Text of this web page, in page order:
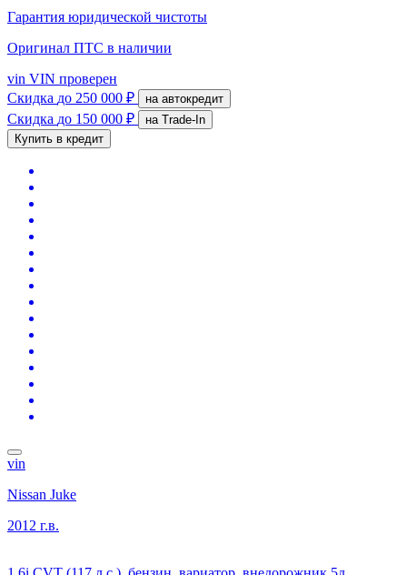
Гарантия юридической чистоты
Оригинал ПТС в наличии
vin VIN проверен
Скидка до 250 000 ₽ на автокредит
Скидка до 150 000 ₽
на Trade-In
Купить в кредит
vin
Nissan Juke
2012 г.в.